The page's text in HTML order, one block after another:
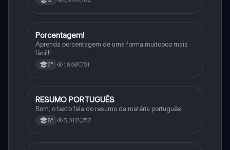
Matematica
Porcentagem!
Aprenda porcentagem de uma forma muitoooo mais
fácil!!
7° 1,868 51
Português
RESUMO PORTUGUÊS
Bom, o texto fala do resumo da matéria português!
8° 3,012 52